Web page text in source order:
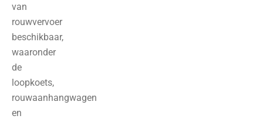
van
rouwvervoer
beschikbaar,
waaronder
de
loopkoets,
rouwaanhangwagen
en